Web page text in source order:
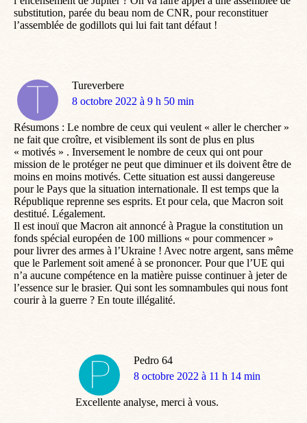
substitution, parée du beau nom de CNR, pour reconstituer
l’assemblée de godillots qui lui fait tant défaut !
Tureverbere
dit
8 octobre 2022 à 9 h 50 min
Résumons : Le nombre de ceux qui veulent « aller le chercher »
ne fait que croître, et visiblement ils sont de plus en plus
« motivés » . Inversement le nombre de ceux qui ont pour
mission de le protéger ne peut que diminuer et ils doivent être de
moins en moins motivés. Cette situation est aussi dangereuse
pour le Pays que la situation internationale. Il est temps que la
République reprenne ses esprits. Et pour cela, que Macron soit
destitué. Légalement.
Il est inouï que Macron ait annoncé à Prague la constitution un
fonds spécial européen de 100 millions « pour commencer »
pour livrer des armes à l’Ukraine ! Avec notre argent, sans même
que le Parlement soit amené à se prononcer. Pour que l’UE qui
n’a aucune compétence en la matière puisse continuer à jeter de
l’essence sur le brasier. Qui sont les somnambules qui nous font
courir à la guerre ? En toute illégalité.
Pedro 64
dit
8 octobre 2022 à 11 h 14 min
Excellente analyse, merci à vous.